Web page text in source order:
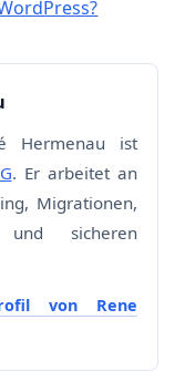
Hermenau ist
. Er arbeitet an
Migrationen,
und sicheren
von Rene